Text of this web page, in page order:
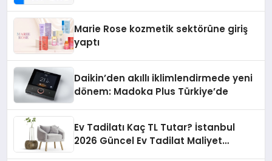
Marie Rose kozmetik sektörüne giriş
yaptı
Daikin’den akıllı iklimlendirmede yeni
dönem: Madoka Plus Türkiye’de
Ev Tadilatı Kaç TL Tutar? İstanbul
2026 Güncel Ev Tadilat Maliyet